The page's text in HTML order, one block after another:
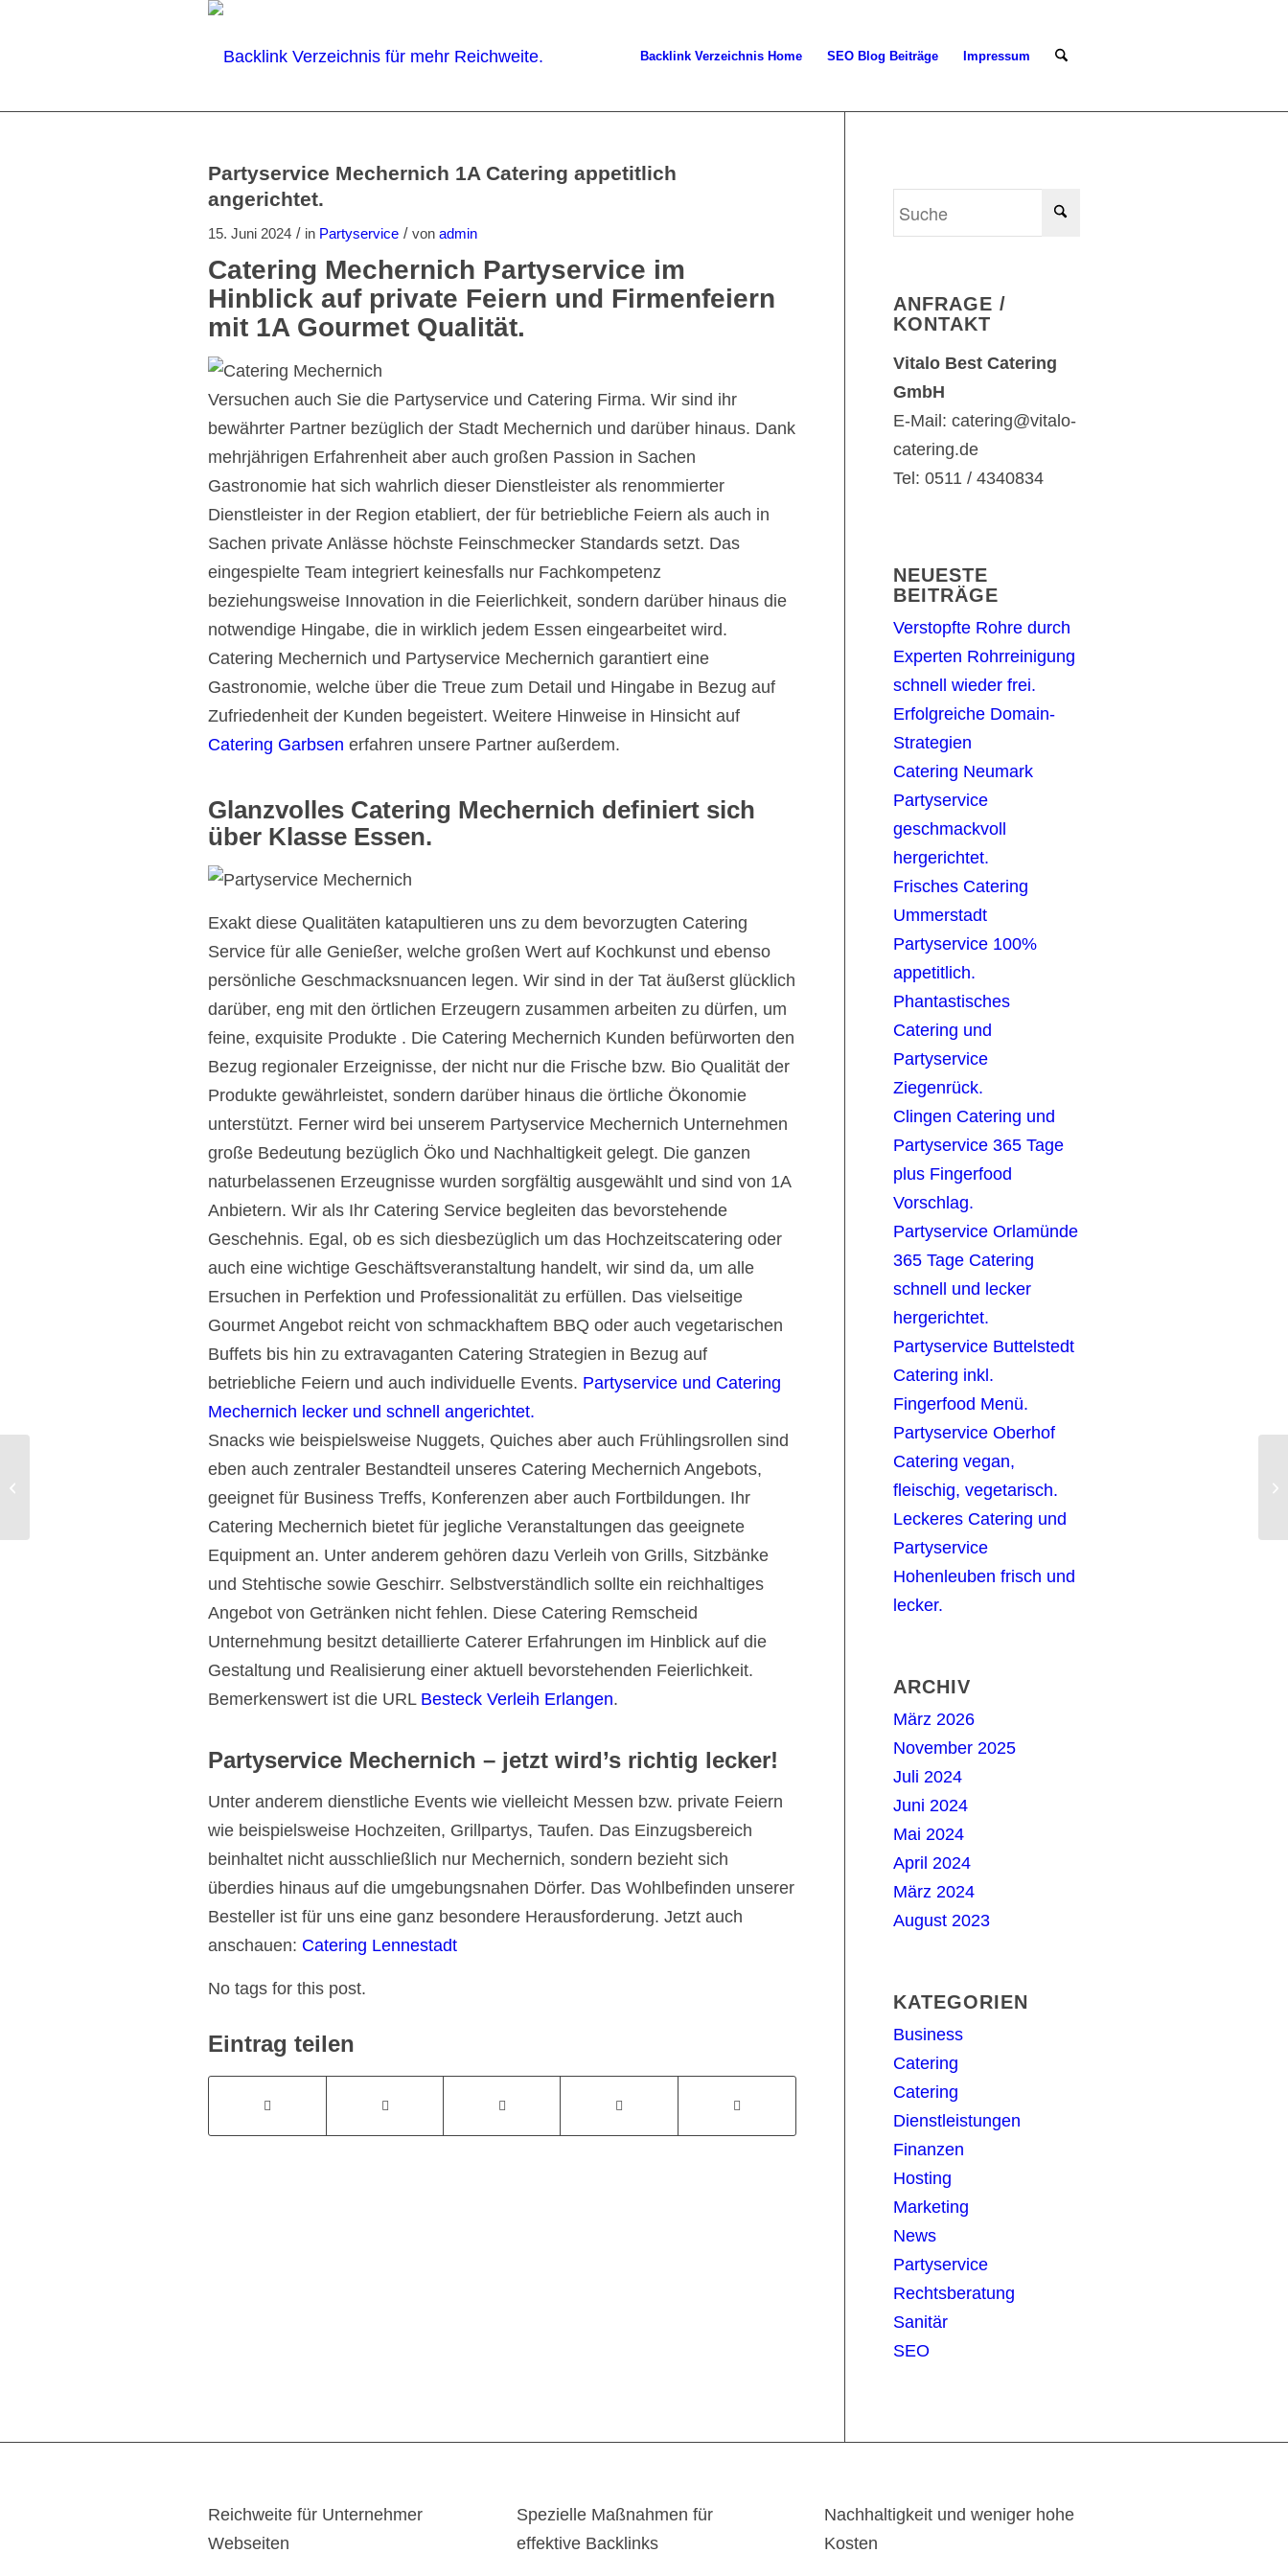
Backlink Verzeichnis Home SEO Blog Beiträge Impressum
Partyservice Mechernich 1A Catering appetitlich
angerichtet.
15. Juni 2024 / in Partyservice / von admin
Catering Mechernich Partyservice im
Hinblick auf private Feiern und Firmenfeiern
mit 1A Gourmet Qualität.
Versuchen auch Sie die Partyservice und Catering Firma. Wir sind ihr
bewährter Partner bezüglich der Stadt Mechernich und darüber hinaus. Dank
mehrjährigen Erfahrenheit aber auch großen Passion in Sachen
Gastronomie hat sich wahrlich dieser Dienstleister als renommierter
Dienstleister in der Region etabliert, der für betriebliche Feiern als auch in
Sachen private Anlässe höchste Feinschmecker Standards setzt. Das
eingespielte Team integriert keinesfalls nur Fachkompetenz
beziehungsweise Innovation in die Feierlichkeit, sondern darüber hinaus die
notwendige Hingabe, die in wirklich jedem Essen eingearbeitet wird.
Catering Mechernich und Partyservice Mechernich garantiert eine
Gastronomie, welche über die Treue zum Detail und Hingabe in Bezug auf
Zufriedenheit der Kunden begeistert. Weitere Hinweise in Hinsicht auf
Catering Garbsen erfahren unsere Partner außerdem.
Glanzvolles Catering Mechernich definiert sich
über Klasse Essen.
Exakt diese Qualitäten katapultieren uns zu dem bevorzugten Catering
Service für alle Genießer, welche großen Wert auf Kochkunst und ebenso
persönliche Geschmacksnuancen legen. Wir sind in der Tat äußerst glücklich
darüber, eng mit den örtlichen Erzeugern zusammen arbeiten zu dürfen, um
feine, exquisite Produkte . Die Catering Mechernich Kunden befürworten den
Bezug regionaler Erzeignisse, der nicht nur die Frische bzw. Bio Qualität der
Produkte gewährleistet, sondern darüber hinaus die örtliche Ökonomie
unterstützt. Ferner wird bei unserem Partyservice Mechernich Unternehmen
große Bedeutung bezüglich Öko und Nachhaltigkeit gelegt. Die ganzen
naturbelassenen Erzeugnisse wurden sorgfältig ausgewählt und sind von 1A
Anbietern. Wir als Ihr Catering Service begleiten das bevorstehende
Geschehnis. Egal, ob es sich diesbezüglich um das Hochzeitscatering oder
auch eine wichtige Geschäftsveranstaltung handelt, wir sind da, um alle
Ersuchen in Perfektion und Professionalität zu erfüllen. Das vielseitige
Gourmet Angebot reicht von schmackhaftem BBQ oder auch vegetarischen
Buffets bis hin zu extravaganten Catering Strategien in Bezug auf
betriebliche Feiern und auch individuelle Events. Partyservice und Catering
Mechernich lecker und schnell angerichtet.
Snacks wie beispielsweise Nuggets, Quiches aber auch Frühlingsrollen sind
eben auch zentraler Bestandteil unseres Catering Mechernich Angebots,
geeignet für Business Treffs, Konferenzen aber auch Fortbildungen. Ihr
Catering Mechernich bietet für jegliche Veranstaltungen das geeignete
Equipment an. Unter anderem gehören dazu Verleih von Grills, Sitzbänke
und Stehtische sowie Geschirr. Selbstverständlich sollte ein reichhaltiges
Angebot von Getränken nicht fehlen. Diese Catering Remscheid
Unternehmung besitzt detaillierte Caterer Erfahrungen im Hinblick auf die
Gestaltung und Realisierung einer aktuell bevorstehenden Feierlichkeit.
Bemerkenswert ist die URL Besteck Verleih Erlangen.
Partyservice Mechernich – jetzt wird’s richtig lecker!
Unter anderem dienstliche Events wie vielleicht Messen bzw. private Feiern
wie beispielsweise Hochzeiten, Grillpartys, Taufen. Das Einzugsbereich
beinhaltet nicht ausschließlich nur Mechernich, sondern bezieht sich
überdies hinaus auf die umgebungsnahen Dörfer. Das Wohlbefinden unserer
Besteller ist für uns eine ganz besondere Herausforderung. Jetzt auch
anschauen: Catering Lennestadt
No tags for this post.
Eintrag teilen
ANFRAGE /
KONTAKT
Vitalo Best Catering
GmbH
E-Mail: catering@vitalo-
catering.de
Tel: 0511 / 4340834
NEUESTE
BEITRÄGE
Verstopfte Rohre durch
Experten Rohrreinigung
schnell wieder frei.
Erfolgreiche Domain-
Strategien
Catering Neumark
Partyservice
geschmackvoll
hergerichtet.
Frisches Catering
Ummerstadt
Partyservice 100%
appetitlich.
Phantastisches
Catering und
Partyservice
Ziegenrück.
Clingen Catering und
Partyservice 365 Tage
plus Fingerfood
Vorschlag.
Partyservice Orlamünde
365 Tage Catering
schnell und lecker
hergerichtet.
Partyservice Buttelstedt
Catering inkl.
Fingerfood Menü.
Partyservice Oberhof
Catering vegan,
fleischig, vegetarisch.
Leckeres Catering und
Partyservice
Hohenleuben frisch und
lecker.
ARCHIV
März 2026
November 2025
Juli 2024
Juni 2024
Mai 2024
April 2024
März 2024
August 2023
KATEGORIEN
Business
Catering
Catering
Dienstleistungen
Finanzen
Hosting
Marketing
News
Partyservice
Rechtsberatung
Sanitär
SEO
Reichweite für Unternehmer
Webseiten
Spezielle Maßnahmen für
effektive Backlinks
Nachhaltigkeit und weniger hohe
Kosten
Partyservice Warstein Catering mit